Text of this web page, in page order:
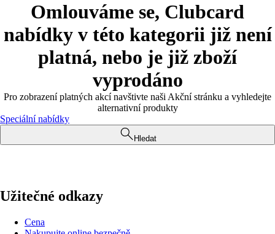
Omlouváme se, Clubcard
nabídky v této kategorii již není
platná, nebo je již zboží
vyprodáno
Pro zobrazení platných akcí navštivte naši Akční stránku a vyhledejte
alternativní produkty
Speciální nabídky
Hledat
Užitečné odkazy
Cena